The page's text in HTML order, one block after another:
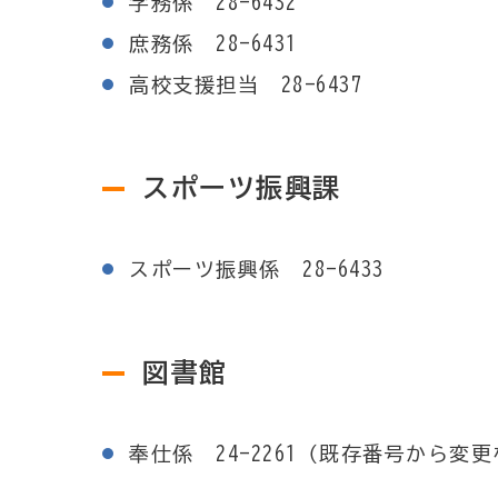
庶務係 28-6431
高校支援担当 28-6437
スポーツ振興課
スポーツ振興係 28-6433
図書館
奉仕係 24-2261（既存番号から変更